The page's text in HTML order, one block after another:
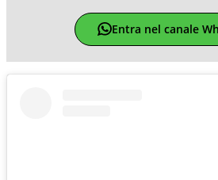
Entra nel canale